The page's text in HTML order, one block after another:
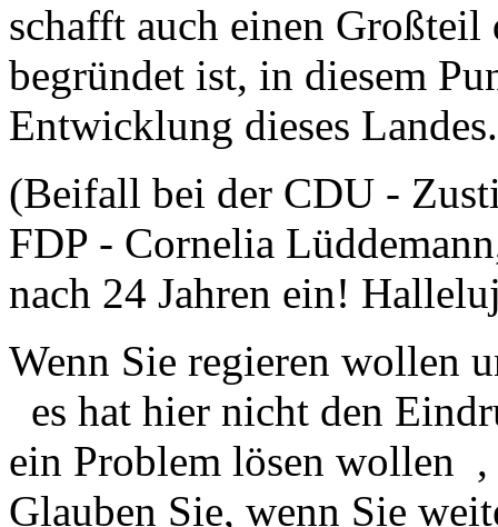
schafft auch einen
begründet ist, in diesem
Entwicklung dieses Landes.
(Beifall bei der CDU -
FDP - Cornelia
nach 24 Jahren ein!
Wenn Sie regieren wollen
es hat hier nicht den
ein Problem lösen wollen ,
Glauben Sie, wenn Sie